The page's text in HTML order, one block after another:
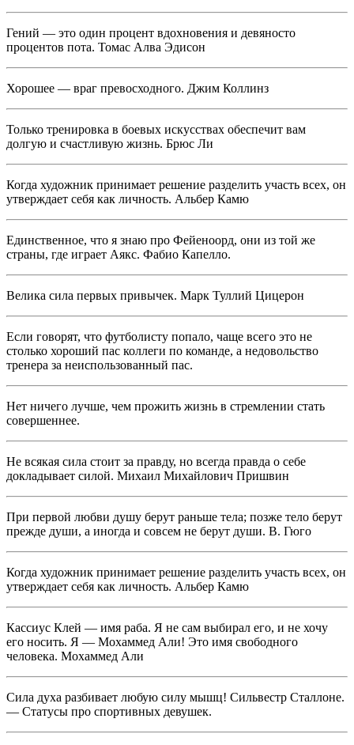
Гений — это один процент вдохновения и девяносто
процентов пота. Томас Алва Эдисон
Хорошее — враг превосходного. Джим Коллинз
Только тренировка в боевых искусствах обеспечит вам
долгую и счастливую жизнь. Брюс Ли
Когда художник принимает решение разделить участь всех, он
утверждает себя как личность. Альбер Камю
Единственное, что я знаю про Фейеноорд, они из той же
страны, где играет Аякс. Фабио Капелло.
Велика сила первых привычек. Марк Туллий Цицерон
Если говорят, что футболисту попало, чаще всего это не
столько хороший пас коллеги по команде, а недовольство
тренера за неиспользованный пас.
Нет ничего лучше, чем прожить жизнь в стремлении стать
совершеннее.
Не всякая сила стоит за правду, но всегда правда о себе
докладывает силой. Михаил Михайлович Пришвин
При первой любви душу берут раньше тела; позже тело берут
прежде души, а иногда и совсем не берут души. В. Гюго
Когда художник принимает решение разделить участь всех, он
утверждает себя как личность. Альбер Камю
Кассиус Клей — имя раба. Я не сам выбирал его, и не хочу
его носить. Я — Мохаммед Али! Это имя свободного
человека. Мохаммед Али
Сила духа разбивает любую силу мышц! Сильвестр Сталлоне.
— Статусы про спортивных девушек.